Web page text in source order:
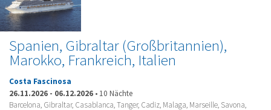
Spanien, Gibraltar (Großbritannien),
Marokko, Frankreich, Italien
Costa Fascinosa
26.11.2026 - 06.12.2026 • 10 Nächte
Barcelona, Gibraltar, Casablanca, Tanger, Cadiz, Malaga, Marseille, Savona,